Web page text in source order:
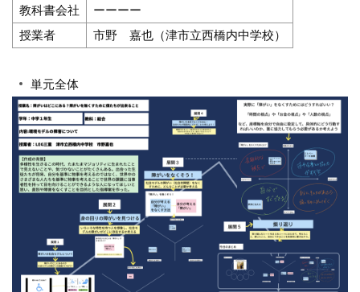
教科書会社
ーーーー
授業者
市野 嘉也（津市立西橋内中学校）
単元全体